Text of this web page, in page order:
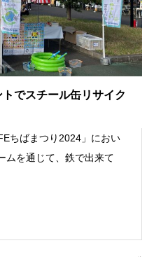
でスチール缶リサイク
ちばまつり2024」におい
ムを通じて、鉄で出来て